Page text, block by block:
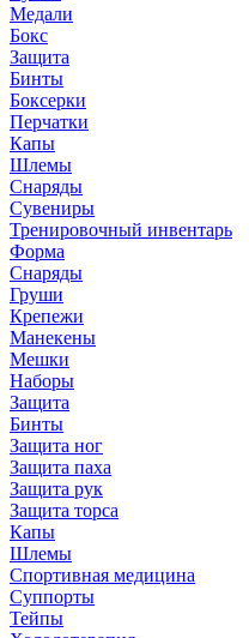
Медали
Бокс
Защита
Бинты
Боксерки
Перчатки
Капы
Шлемы
Снаряды
Сувениры
Тренировочный инвентарь
Форма
Снаряды
Груши
Крепежи
Манекены
Мешки
Наборы
Защита
Бинты
Защита ног
Защита паха
Защита рук
Защита торса
Капы
Шлемы
Спортивная медицина
Суппорты
Тейпы